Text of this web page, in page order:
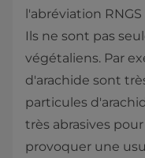
l'abréviation
Ils ne sont pas
végétaliens. Par
d'arachide sont
particules
très abrasives
provoquer une